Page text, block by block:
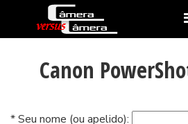
Canon
* Seu nome (ou apelido):